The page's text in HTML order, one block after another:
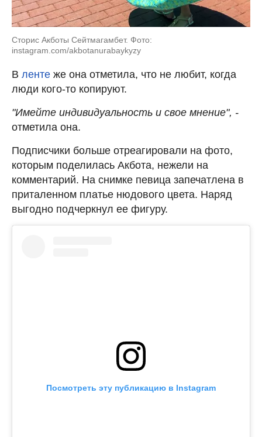
Сторис Акботы Сейтмагамбет. Фото:
instagram.com/akbotanurabaykyzy
В ленте же она отметила, что не любит, когда
люди кого-то копируют.
"Имейте индивидуальность и свое мнение", -
отметила она.
Подписчики больше отреагировали на фото,
которым поделилась Акбота, нежели на
комментарий. На снимке певица запечатлена в
приталенном платье нюдового цвета. Наряд
выгодно подчеркнул ее фигуру.
Посмотреть эту публикацию в Instagram